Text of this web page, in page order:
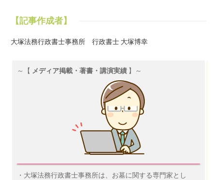
【記事作成者】
大塚法務行政書士事務所 行政書士 大塚博幸
～【 メディア掲載・著書・講演実績 】～
・大塚法務行政書士事務所は、お墓に関する専門家とし